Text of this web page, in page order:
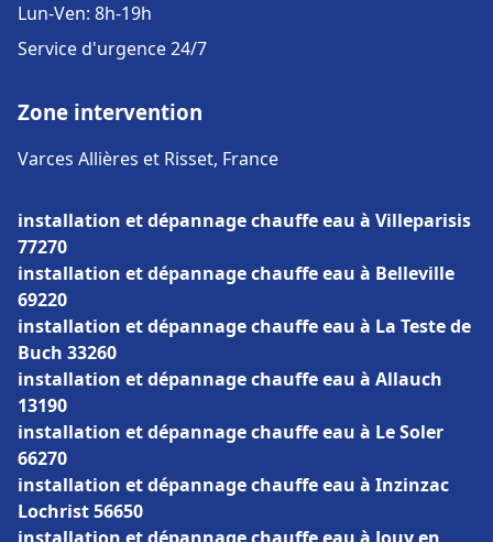
Lun-Ven: 8h-19h
Service d'urgence 24/7
Zone intervention
Varces Allières et Risset, France
installation et dépannage chauffe eau à Villeparisis
77270
installation et dépannage chauffe eau à Belleville
69220
installation et dépannage chauffe eau à La Teste de
Buch 33260
installation et dépannage chauffe eau à Allauch
13190
installation et dépannage chauffe eau à Le Soler
66270
installation et dépannage chauffe eau à Inzinzac
Lochrist 56650